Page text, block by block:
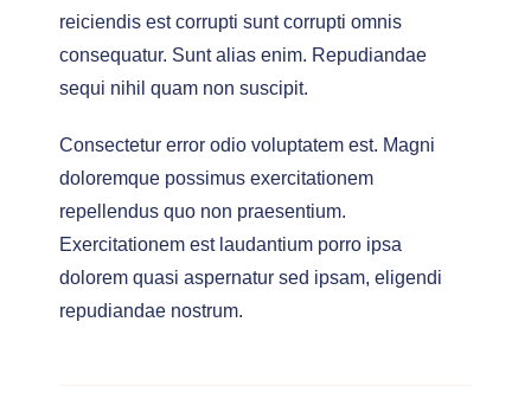
reiciendis est corrupti sunt corrupti omnis
consequatur. Sunt alias enim. Repudiandae
sequi nihil quam non suscipit.
Consectetur error odio voluptatem est. Magni
doloremque possimus exercitationem
repellendus quo non praesentium.
Exercitationem est laudantium porro ipsa
dolorem quasi aspernatur sed ipsam, eligendi
repudiandae nostrum.